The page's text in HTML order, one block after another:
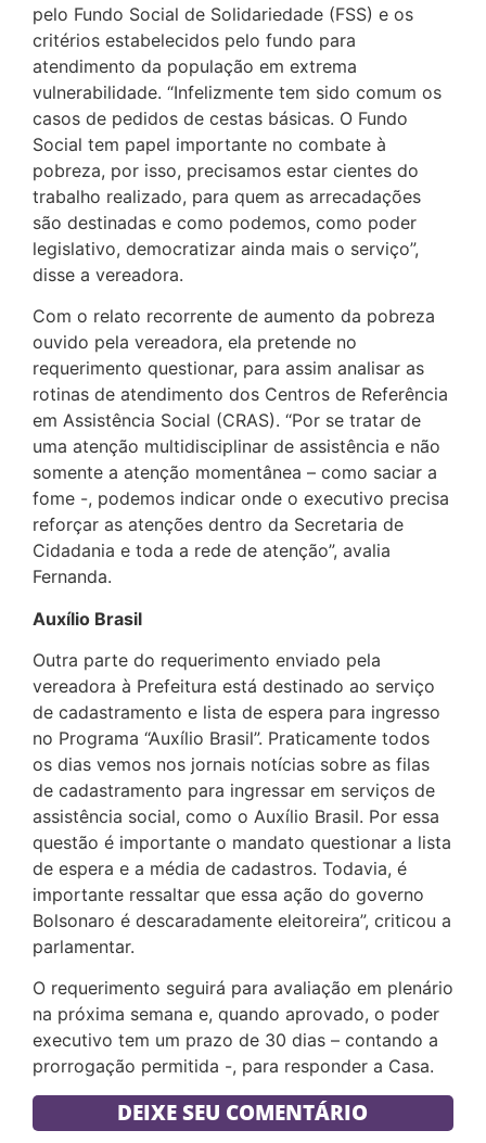
pelo Fundo Social de Solidariedade (FSS) e os
critérios estabelecidos pelo fundo para
atendimento da população em extrema
vulnerabilidade. “Infelizmente tem sido comum os
casos de pedidos de cestas básicas. O Fundo
Social tem papel importante no combate à
pobreza, por isso, precisamos estar cientes do
trabalho realizado, para quem as arrecadações
são destinadas e como podemos, como poder
legislativo, democratizar ainda mais o serviço”,
disse a vereadora.
Com o relato recorrente de aumento da pobreza
ouvido pela vereadora, ela pretende no
requerimento questionar, para assim analisar as
rotinas de atendimento dos Centros de Referência
em Assistência Social (CRAS). “Por se tratar de
uma atenção multidisciplinar de assistência e não
somente a atenção momentânea – como saciar a
fome -, podemos indicar onde o executivo precisa
reforçar as atenções dentro da Secretaria de
Cidadania e toda a rede de atenção”, avalia
Fernanda.
Auxílio Brasil
Outra parte do requerimento enviado pela
vereadora à Prefeitura está destinado ao serviço
de cadastramento e lista de espera para ingresso
no Programa “Auxílio Brasil”. Praticamente todos
os dias vemos nos jornais notícias sobre as filas
de cadastramento para ingressar em serviços de
assistência social, como o Auxílio Brasil. Por essa
questão é importante o mandato questionar a lista
de espera e a média de cadastros. Todavia, é
importante ressaltar que essa ação do governo
Bolsonaro é descaradamente eleitoreira”, criticou a
parlamentar.
O requerimento seguirá para avaliação em plenário
na próxima semana e, quando aprovado, o poder
executivo tem um prazo de 30 dias – contando a
prorrogação permitida -, para responder a Casa.
DEIXE SEU COMENTÁRIO